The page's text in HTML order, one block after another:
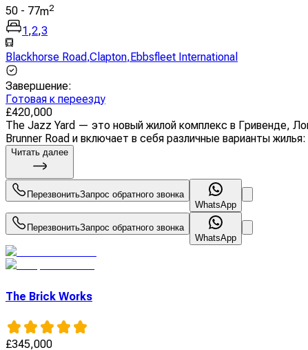
50 - 77m2
1,2,3
Blackhorse Road,Clapton,Ebbsfleet International
Завершение:
Готовая к переезду
£420,000
The Jazz Yard — это новый жилой комплекс в Гривенде,
Brunner Road и включает в себя различные варианты
Читать далее
ПерезвонитьЗапрос обратного звонка
WhatsApp
ПерезвонитьЗапрос обратного звонка
WhatsApp
The Brick Works
£345,000